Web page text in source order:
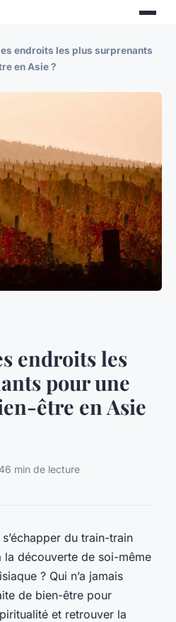
endroits les plus surprenants
en Asie ?
endroits les
pour une
être en Asie
6 min de lecture
du train-train
découverte de soi-même
? Qui n’a jamais
de bien-être pour
et retrouver la